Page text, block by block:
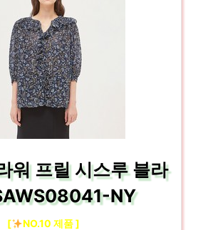
워 프릴 시스루 블라
NY
[ NO.10 제품 ]